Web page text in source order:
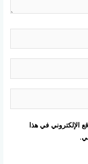
الإلكتروني في هذا